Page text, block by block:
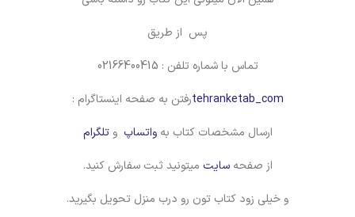
پس از طریق
تماس با شماره تلفن : 02166400415
tehranketab_comرفتن به صفحه اینستاگرام :
ارسال مشخصات کتاب بهواتساپ وتلگرام
از صفحهسایت میتونید ثبت سفارش کنید.
و خیلی زود کتاب تون رو درب منزل تحویل بگیرید.